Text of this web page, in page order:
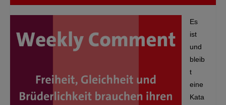
Es
ist
und
bleib
t
eine
Kata